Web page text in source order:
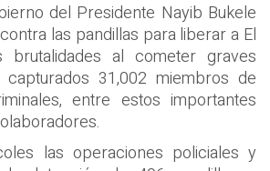
del Presidente Nayib Bukele
las pandillas para liberar a El
brutalidades al cometer graves
31,002 miembros de
entre estos importantes
las operaciones policiales y